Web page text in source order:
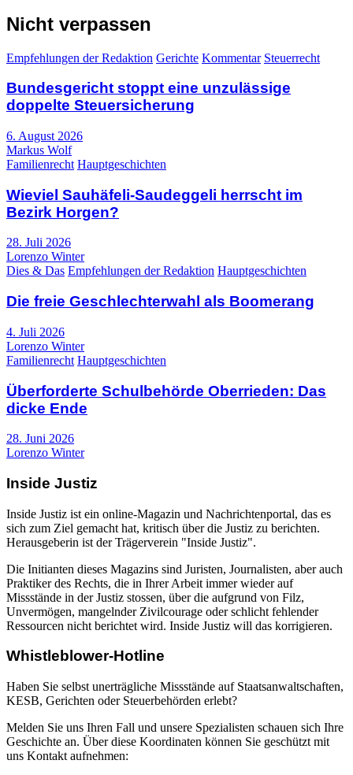
Nicht verpassen
Empfehlungen der Redaktion Gerichte Kommentar Steuerrecht
Bundesgericht stoppt eine unzulässige
doppelte Steuersicherung
6. August 2026
Markus Wolf
Familienrecht Hauptgeschichten
Wieviel Sauhäfeli-Saudeggeli herrscht im
Bezirk Horgen?
28. Juli 2026
Lorenzo Winter
Dies & Das Empfehlungen der Redaktion Hauptgeschichten
Die freie Geschlechterwahl als Boomerang
4. Juli 2026
Lorenzo Winter
Familienrecht Hauptgeschichten
Überforderte Schulbehörde Oberrieden: Das
dicke Ende
28. Juni 2026
Lorenzo Winter
Inside Justiz
Inside Justiz ist ein online-Magazin und Nachrichtenportal, das es
sich zum Ziel gemacht hat, kritisch über die Justiz zu berichten.
Herausgeberin ist der Trägerverein "Inside Justiz".
Die Initianten dieses Magazins sind Juristen, Journalisten, aber auch
Praktiker des Rechts, die in Ihrer Arbeit immer wieder auf
Missstände in der Justiz stossen, über die aufgrund von Filz,
Unvermögen, mangelnder Zivilcourage oder schlicht fehlender
Ressourcen nicht berichtet wird. Inside Justiz will das korrigieren.
Whistleblower-Hotline
Haben Sie selbst unerträgliche Missstände auf Staatsanwaltschaften,
KESB, Gerichten oder Steuerbehörden erlebt?
Melden Sie uns Ihren Fall und unsere Spezialisten schauen sich Ihre
Geschichte an. Über diese Koordinaten können Sie geschützt mit
uns Kontakt aufnehmen: